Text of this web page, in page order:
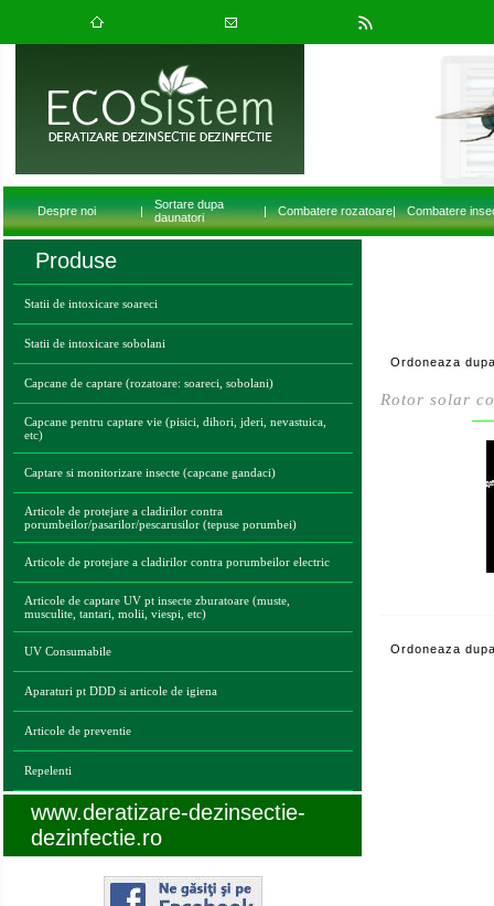
Despre noi |
Sortare dupa
daunatori
| Combatere rozatoare| Combatere
Produse
Statii de intoxicare soareci
Statii de intoxicare sobolani
Capcane de captare (rozatoare: soareci, sobolani)
Capcane pentru captare vie (pisici, dihori, jderi, nevastuica,
etc)
Captare si monitorizare insecte (capcane gandaci)
Articole de protejare a cladirilor contra
porumbeilor/pasarilor/pescarusilor (tepuse porumbei)
Articole de protejare a cladirilor contra porumbeilor electric
Articole de captare UV pt insecte zburatoare (muste,
musculite, tantari, molii, viespi, etc)
UV Consumabile
Aparaturi pt DDD si articole de igiena
Articole de preventie
Repelenti
www.deratizare-dezinsectie-
dezinfectie.ro
Ordoneaza
Rotor solar
Ordoneaza